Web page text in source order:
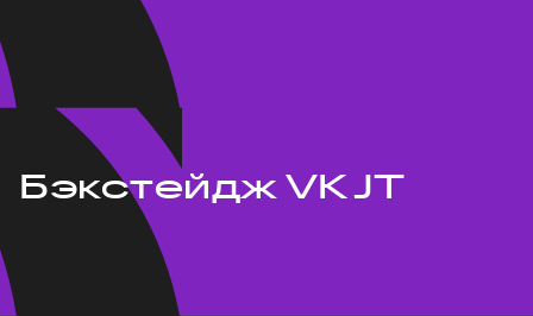
Бэкстейдж VK JT